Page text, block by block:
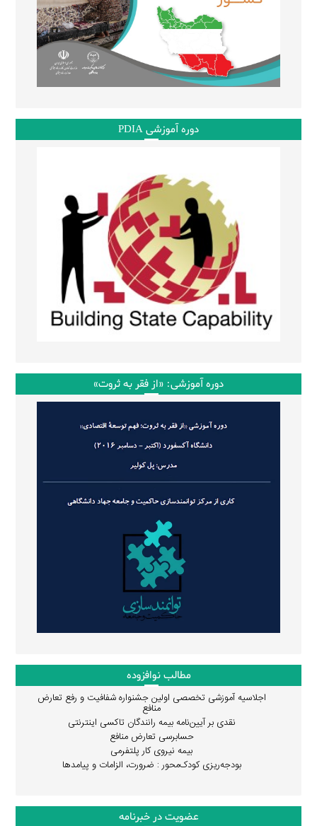
دوره آموزشی PDIA
دوره آموزشی: «از فقر به ثروت»
مطالب نوافزوده
اجلاسیه آموزشی تخصصی اولین جشنواره شفافیت و رفع تعارض
منافع
نقدی بر آیین‌نامه بیمه رانندگان تاکسی اینترنتی
حسابرسی تعارض منافع
بیمه نیروی کار پلتفرمی
بودجه‌ریزی کودک‌محور : ضرورت، الزامات و پیامدها
عضویت در خبرنامه